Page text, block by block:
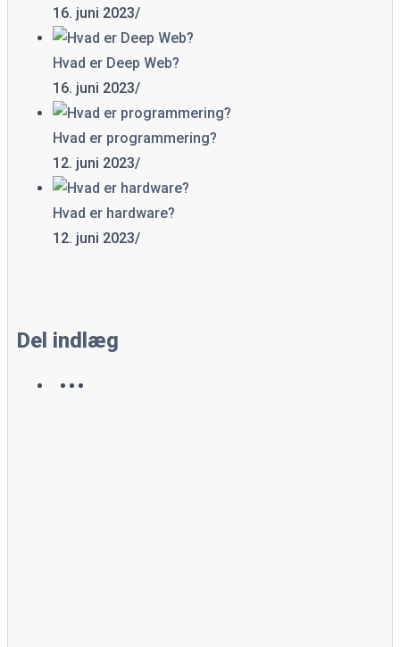
16. juni 2023/
Hvad er Deep Web?
16. juni 2023/
Hvad er programmering?
12. juni 2023/
Hvad er hardware?
12. juni 2023/
Del indlæg